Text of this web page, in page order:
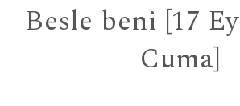
Besle beni [17
Cuma]